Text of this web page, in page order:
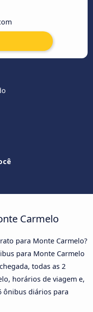
Carmelo
para Monte Carmelo?
para Monte Carmelo
todas as 2
horários de viagem e,
ônibus diários para